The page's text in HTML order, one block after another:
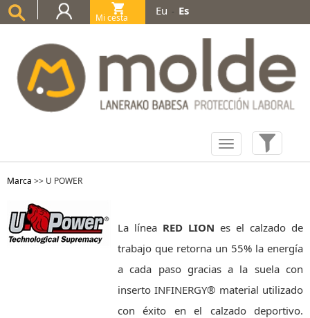
Mi cesta
(0)
Eu - Es
Marca >> U POWER
La línea RED LION es el calzado de
trabajo que retorna un 55% la energía
a cada paso gracias a la suela con
inserto INFINERGY® material utilizado
con éxito en el calzado deportivo.